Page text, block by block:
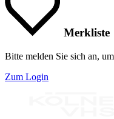
Merkliste
Bitte melden Sie sich an,
Zum Login